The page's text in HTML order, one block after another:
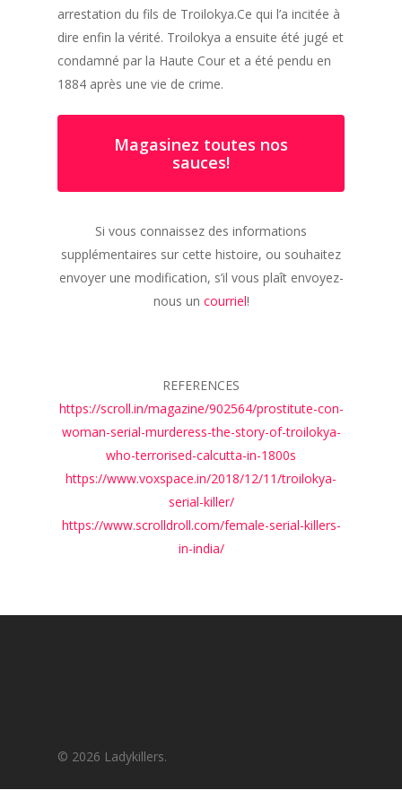
arrestation du fils de Troilokya.Ce qui l’a incitée à
dire enfin la vérité. Troilokya a ensuite été jugé et
condamné par la Haute Cour et a été pendu en
1884 après une vie de crime.
Magasinez toutes nos
sauces!
Si vous connaissez des informations
supplémentaires sur cette histoire, ou souhaitez
envoyer une modification, s’il vous plaît envoyez-
nous un courriel!
REFERENCES
https://scroll.in/magazine/902564/prostitute-con-
woman-serial-murderess-the-story-of-troilokya-
who-terrorised-calcutta-in-1800s
https://www.voxspace.in/2018/12/11/troilokya-
serial-killer/
https://www.scrolldroll.com/female-serial-killers-
in-india/
© 2026 Ladykillers.